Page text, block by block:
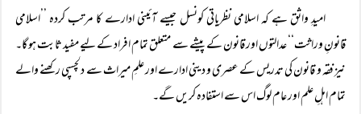
امیدِ واثق ہے کہ اسلامی نظریاتی کونسل جیسے آئینی ادارے کا مرتب کردہ ’’اسلامی
قانونِ وراثت‘‘ عدالتوں اور قانون کے پیشے سے متعلق تمام افراد کے لیے مفید ثابت ہو گا۔
نیز فقہ و قانون کی تدریس کے عصری و دینی ادارے اور علمِ میراث سے دلچسپی رکھنے والے
تمام اہلِ علم اور عام لوگ اس سے استفادہ کریں گے۔